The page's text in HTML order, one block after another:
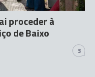
proceder à
de Baixo
3